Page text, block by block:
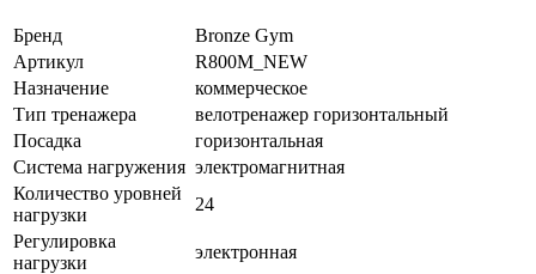
Бренд
Bronze Gym
Артикул
R800M_NEW
Назначение
коммерческое
Тип тренажера
велотренажер горизонтальный
Посадка
горизонтальная
Система нагружения электромагнитная
Количество уровней
нагрузки
24
Регулировка
нагрузки
электронная